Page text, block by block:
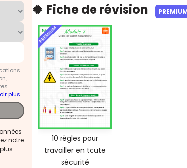
plus
notre
🍀 Fiche de révision PREMIUM
PREMIUM
10 règles pour
travailler en toute
sécurité